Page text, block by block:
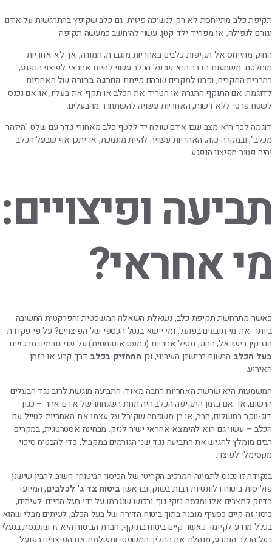
תקיפת כלב מתייחסת לא רק לנשיכה פיזית. גם כלב שקופץ בהתרגשות על אדם
וגורם לנפילה, או מפחיד ילד קטן, עשוי להיחשב כמעשה תקיפה.
החוק מתייחס אל תקיפות כלבים באחריות מוגברת, חמורה, אך לא אחריות
מוחלטת. משמעות הדבר היא שבעל הכלב עשוי להיות אחראי לפיצוי הנפגע,
במרבית המקרים, ופרט למקרים שבהם קיימת החרגה ברורה של האחריות.
לדוגמה, אם התוקף התגרה או הטריד את הכלב או תקף את בעליו, או אם נכנס
לשטח פרטי ללא רשות, האחריות עשויה להשתחרר מהבעלים.
דוגמה לכך היא מצב שבו אדם שולח יד ללטף כלב מאחורי גדר עם שלט "היזהר
מכלב", ובמקרה כזה, האחריות עשויה להיות מונמכת, או יתכן אף שבעל הכלב
יהיה פטור מפיצוי הנפגע.
תביעה ופיצויים:
מי אחראי?
כאשר מתרחשת תקיפת כלב, נשאלת השאלה המשפטית והפרקטית החשובה
ביותר: את מי תובעים בפועל, ומי יישא בנטל הכספי של הפיצויים? על פי פקודת
הנזיקין בישראל, החוק מטיל אחריות (כמעט אוטומטית) על שני גורמים מרכזיים:
בעל הכלב הרשום ברישיון העירוני, וכן המחזיק בכלב דרך קבע או בזמן
האירוע.
המשמעות היא שרשת האחריות רחבה מאוד; התביעה מוגשת לרוב נגד הבעלים
הרשום, אך אם בזמן התקיפה הכלב היה תחת השגחתו של אדם אחר – כגון
דוג-ווקר בתשלום, חבר, או בן משפחה שקיבל על עצמו את האחריות לטייל עם
הכלב – עשוי גם הוא להימצא אחראי ישיר לנזק. מבחינה אסטרטגית, במקרים
רבים מומלץ להגיש את התביעה נגד שני הגורמים במקביל, כדי להבטיח סיכוי
מקסימלי לפיצוי.
בנקודה זו נכנס לתמונה המרכיב הקריטי של הכיסוי הביטוחי. חשוב להבין שישנן
פוליסות ביטוח רלוונטיות רבות בשוק, ובראשן ביטוח צד ג' לכלבים, המיועד
בדיוק למצבים אלו ומכסה נזקי גוף ורכוש שנגרמו על ידי בעל החיים. לעיתים,
כיסוי זה קיים כסעיף מובנה בתוך ביטוח הדירה של בעל הכלב, לעיתים מבלי שהוא
בכלל מודע לקיומו. כאשר קיים ביטוח בתוקף, חברת הביטוח היא זו שנכנסת בנעלי
בעל הכלב הנתבע, מנהלת את ההליך המשפטי ומשלמת את הפיצויים בפועל.